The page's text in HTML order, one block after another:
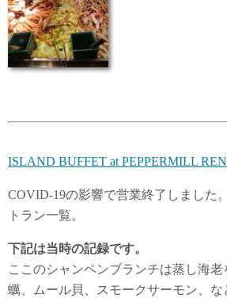
ISLAND BUFFET at PEPPERMILL
COVID-19の影響で営業終了しました
トラン一覧。
下記は当時の記録です。
ここのシャンペンブランチは蒸し海
蠣、ムール貝、スモークサーモン、